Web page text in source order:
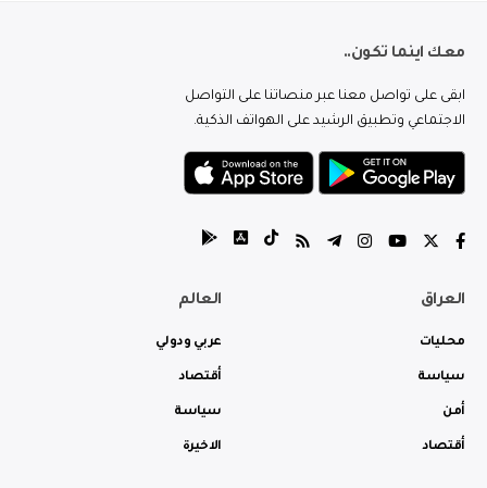
معك اينما تكون..
ابقى على تواصل معنا عبر منصاتنا على التواصل
الاجتماعي وتطبيق الرشيد على الهواتف الذكية.
العراق
محليات
سياسة
أمن
أقتصاد
العالم
عربي ودولي
أقتصاد
سياسة
الاخيرة